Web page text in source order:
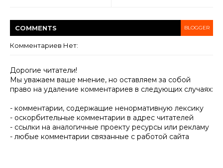
COMMENTS BLOGGER
Комментариев Нет:
Дорогие читатели!
Мы уважаем ваше мнение, но оставляем за собой
право на удаление комментариев в следующих случаях:
- комментарии, содержащие ненормативную лексику
- оскорбительные комментарии в адрес читателей
- ссылки на аналогичные проекту ресурсы или рекламу
- любые комментарии связанные с работой сайта